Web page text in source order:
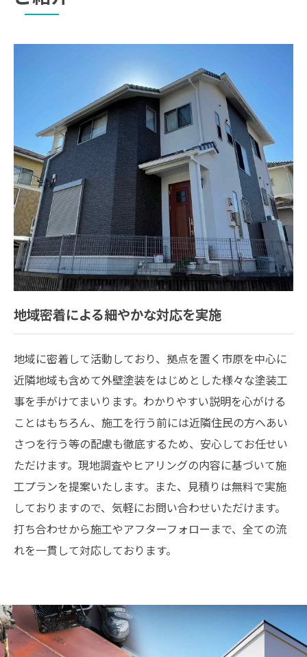
地域密着による細やかな対応を実施
地域に密着して活動しており、拠点を置く市原を中心に
近隣地域も含めて外壁塗装をはじめとした様々な塗装工
事を手がけてまいります。わかりやすい説明を心がける
ことはもちろん、施工を行う前には近隣住民の方へあい
さつを行う等の配慮も徹底するため、安心してお任せい
ただけます。現地調査やヒアリングの内容に基づいて施
工プランを提案いたします。また、見積りは無料で実施
しておりますので、気軽にお問い合わせいただけます。
打ち合わせから施工やアフターフォローまで、全ての流
れを一貫して対応しております。